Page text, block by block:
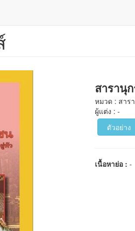
สารานุ
หมวด : สาร
ผู้แต่ง : -
ตัวอย่าง
เนื้อหาย่อ :-